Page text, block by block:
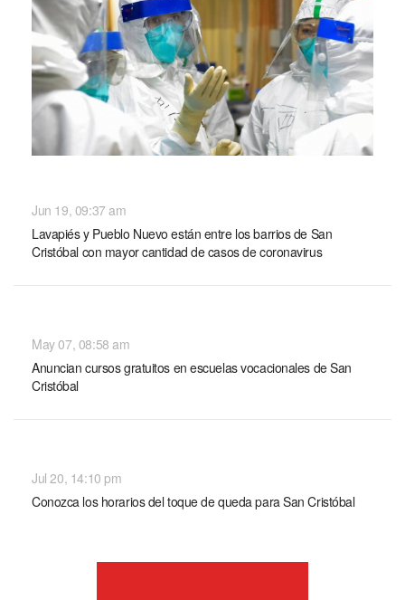
Jun 19, 09:37 am
Lavapiés y Pueblo Nuevo están entre los barrios de San
Cristóbal con mayor cantidad de casos de coronavirus
May 07, 08:58 am
Anuncian cursos gratuitos en escuelas vocacionales de San
Cristóbal
Jul 20, 14:10 pm
Conozca los horarios del toque de queda para San Cristóbal